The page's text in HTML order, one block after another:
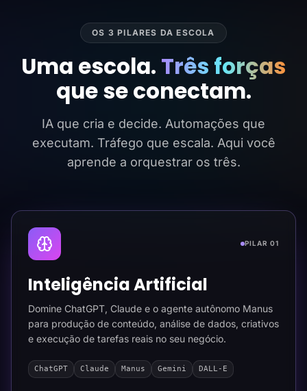
OS 3 PILARES DA ESCOLA
Uma escola. Três forças
que se conectam.
IA que cria e decide. Automações que
executam. Tráfego que escala. Aqui você
aprende a orquestrar os três.
PILAR 01
Inteligência Artificial
Domine ChatGPT, Claude e o agente autônomo Manus
para produção de conteúdo, análise de dados, criativos
e execução de tarefas reais no seu negócio.
ChatGPT Claude Manus Gemini DALL-E